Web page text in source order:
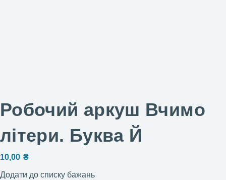
Робочий аркуш Вчимо
літери. Буква Й
10,00 ₴
Додати до списку бажань